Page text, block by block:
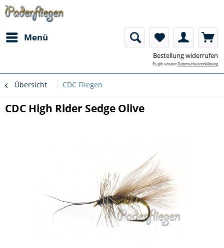
Menü
Bestellung widerrufen
Es gilt unsereDatenschutzerklärung
Übersicht CDC Fliegen
CDC High Rider Sedge Olive